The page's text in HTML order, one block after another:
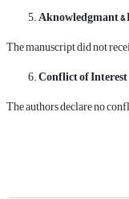
Aknowledgmant
The manuscript did not
Conflict of Interest
The authors declare no